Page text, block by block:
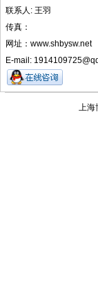
联系人: 王羽
传真：
网址：www.shbysw.net
E-mail:
上海